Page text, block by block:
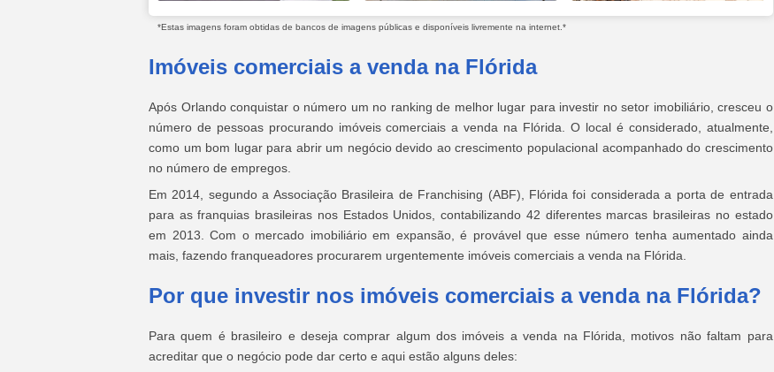
*Estas imagens foram obtidas de bancos de imagens públicas e disponíveis livremente na internet.*
Imóveis comerciais a venda na Flórida
Após Orlando conquistar o número um no ranking de melhor lugar para investir no setor imobiliário, cresceu o
número de pessoas procurando imóveis comerciais a venda na Flórida. O local é considerado, atualmente,
como um bom lugar para abrir um negócio devido ao crescimento populacional acompanhado do crescimento
no número de empregos.
Em 2014, segundo a Associação Brasileira de Franchising (ABF), Flórida foi considerada a porta de entrada
para as franquias brasileiras nos Estados Unidos, contabilizando 42 diferentes marcas brasileiras no estado
em 2013. Com o mercado imobiliário em expansão, é provável que esse número tenha aumentado ainda
mais, fazendo franqueadores procurarem urgentemente imóveis comerciais a venda na Flórida.
Por que investir nos imóveis comerciais a venda na Flórida?
Para quem é brasileiro e deseja comprar algum dos imóveis a venda na Flórida, motivos não faltam para
acreditar que o negócio pode dar certo e aqui estão alguns deles: